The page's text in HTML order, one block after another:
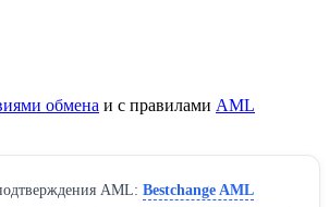
обмена и с правилами AML
AML: Bestchange AML